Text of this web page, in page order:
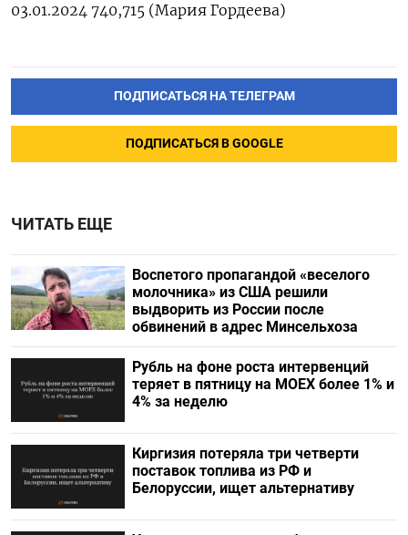
03.01.2024 740,715 (Мария Гордеева)
ПОДПИСАТЬСЯ НА ТЕЛЕГРАМ
ПОДПИСАТЬСЯ В GOOGLE
ЧИТАТЬ ЕЩЕ
Воспетого пропагандой «веселого
молочника» из США решили
выдворить из России после
обвинений в адрес Минсельхоза
Рубль на фоне роста интервенций
теряет в пятницу на МОЕХ более 1% и
4% за неделю
Киргизия потеряла три четверти
поставок топлива из РФ и
Белоруссии, ищет альтернативу